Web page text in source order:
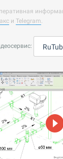
и Telegram.